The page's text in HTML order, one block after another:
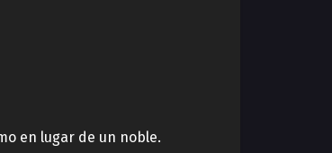
en lugar de un noble.